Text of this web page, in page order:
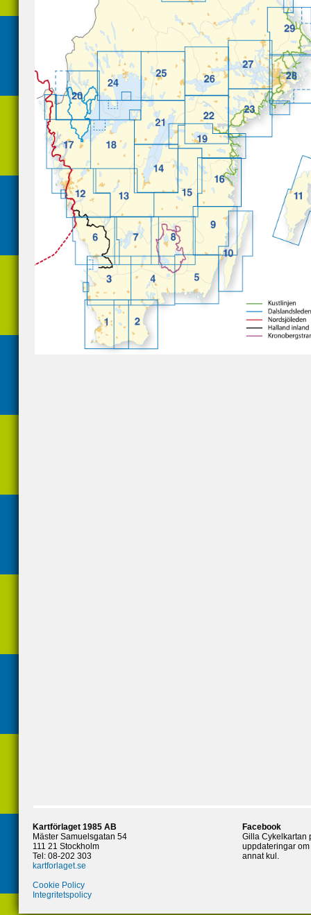
Kartförlaget 1985 AB
Mäster Samuelsgatan 54
111 21 Stockholm
Tel: 08-202 303
kartforlaget.se
Cookie Policy
Integritetspolicy
Facebook
Gilla Cykelkartan
uppdateringar
annat kul.